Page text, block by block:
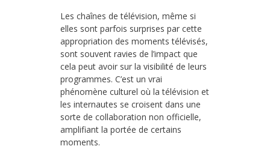
Les chaînes de télévision, même si
elles sont parfois surprises par cette
appropriation des moments télévisés,
sont souvent ravies de l’impact que
cela peut avoir sur la visibilité de leurs
programmes. C’est un vrai
phénomène culturel où la télévision et
les internautes se croisent dans une
sorte de collaboration non officielle,
amplifiant la portée de certains
moments.